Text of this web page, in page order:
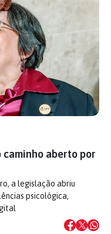
caminho aberto por
a legislação abriu
psicológica,